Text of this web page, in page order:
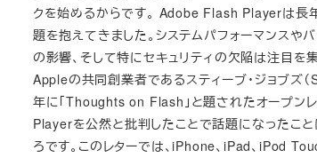
クを始めるからです。 Adobe Flash Playerは長
題を抱えてきました。システムパフォーマンスや
の影響、そして特にセキュリティの欠陥は注目を
Appleの共同創業者であるスティーブ・ジョブズ
年に「Thoughts on Flash」と題されたオープン
Playerを公然と批判したことで話題になったこ
ろです。このレターでは、iPhone、iPad、iPod